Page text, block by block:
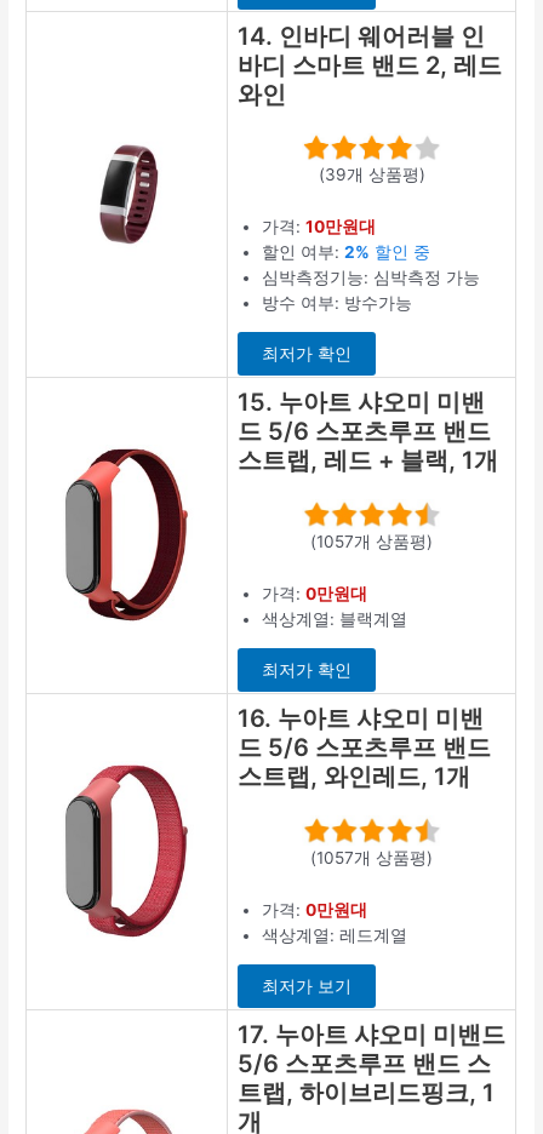
14. 인바디 웨어러블 인
바디 스마트 밴드 2, 레드
와인
(39개 상품평)
가격:10만원대
할인 여부:2% 할인 중
심박측정기능: 심박측정 가능
방수 여부: 방수가능
최저가 확인
15. 누아트 샤오미 미밴
드 5/6 스포츠루프 밴드
스트랩, 레드 + 블랙, 1개
(1057개 상품평)
가격:0만원대
색상계열: 블랙계열
최저가 확인
16. 누아트 샤오미 미밴
드 5/6 스포츠루프 밴드
스트랩, 와인레드, 1개
(1057개 상품평)
가격:0만원대
색상계열: 레드계열
최저가 보기
17. 누아트 샤오미 미밴드
5/6 스포츠루프 밴드 스
트랩, 하이브리드핑크, 1
개